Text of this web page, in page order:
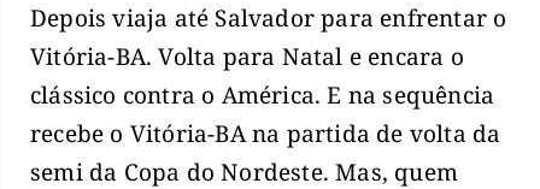
Depois viaja até Salvador para enfrentar o
Vitória-BA. Volta para Natal e encara o
clássico contra o América. E na sequência
recebe o Vitória-BA na partida de volta da
semi da Copa do Nordeste. Mas, quem